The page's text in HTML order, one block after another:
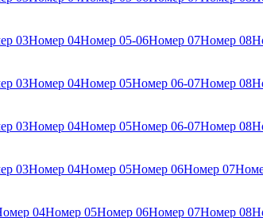
03Номер 04Номер 05-06Номер 07Номер 08
03Номер 04Номер 05Номер 06-07Номер 08
03Номер 04Номер 05Номер 06-07Номер 08
03Номер 04Номер 05Номер 06Номер 07
04Номер 05Номер 06Номер 07Номер 08